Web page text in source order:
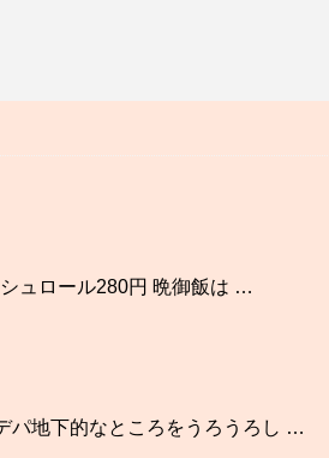
ュロール280円 晩御飯は …
パ地下的なところをうろうろし …